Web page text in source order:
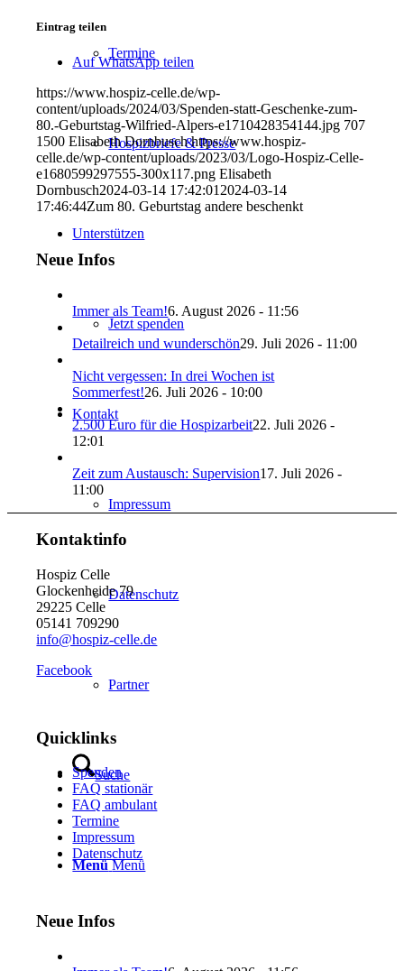
Termine
Hospizbriefe & Presse
Unterstützen
Jetzt spenden
Kontakt
Impressum
Datenschutz
Partner
Suche
Menü Menü
Eintrag teilen
Auf WhatsApp teilen
https://www.hospiz-celle.de/wp-
content/uploads/2024/03/Spenden-statt-Geschenke-zum-
80.-Geburtstag-Wilfried-Alpers-e1710428354144.jpg 707
1500 Elisabeth Dornbusch https://www.hospiz-
celle.de/wp-content/uploads/2023/03/Logo-Hospiz-Celle-
e1680599297555-300x117.png Elisabeth
Dornbusch2024-03-14 17:42:01 2024-03-14
17:46:44Zum 80. Geburtstag andere beschenkt
Neue Infos
Immer als Team!6. August 2026 - 11:56
Detailreich und wunderschön29. Juli 2026 - 11:00
Nicht vergessen: In drei Wochen ist
Sommerfest!26. Juli 2026 - 10:00
2.500 Euro für die Hospizarbeit22. Juli 2026 -
12:01
Zeit zum Austausch: Supervision17. Juli 2026 -
11:00
Kontaktinfo
Hospiz Celle
Glockenheide 79
29225 Celle
05141 709290
info@hospiz-celle.de
Facebook
Quicklinks
Spenden
FAQ stationär
FAQ ambulant
Termine
Impressum
Datenschutz
Neue Infos